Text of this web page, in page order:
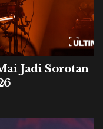
Jadi Sorotan